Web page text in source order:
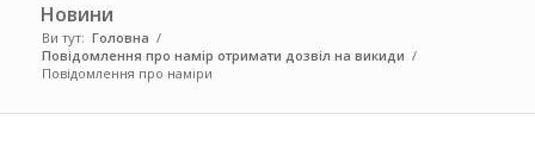
Новини
Ви тут: Головна /
Повідомлення про намір отримати дозвіл на викиди /
Повідомлення про наміри